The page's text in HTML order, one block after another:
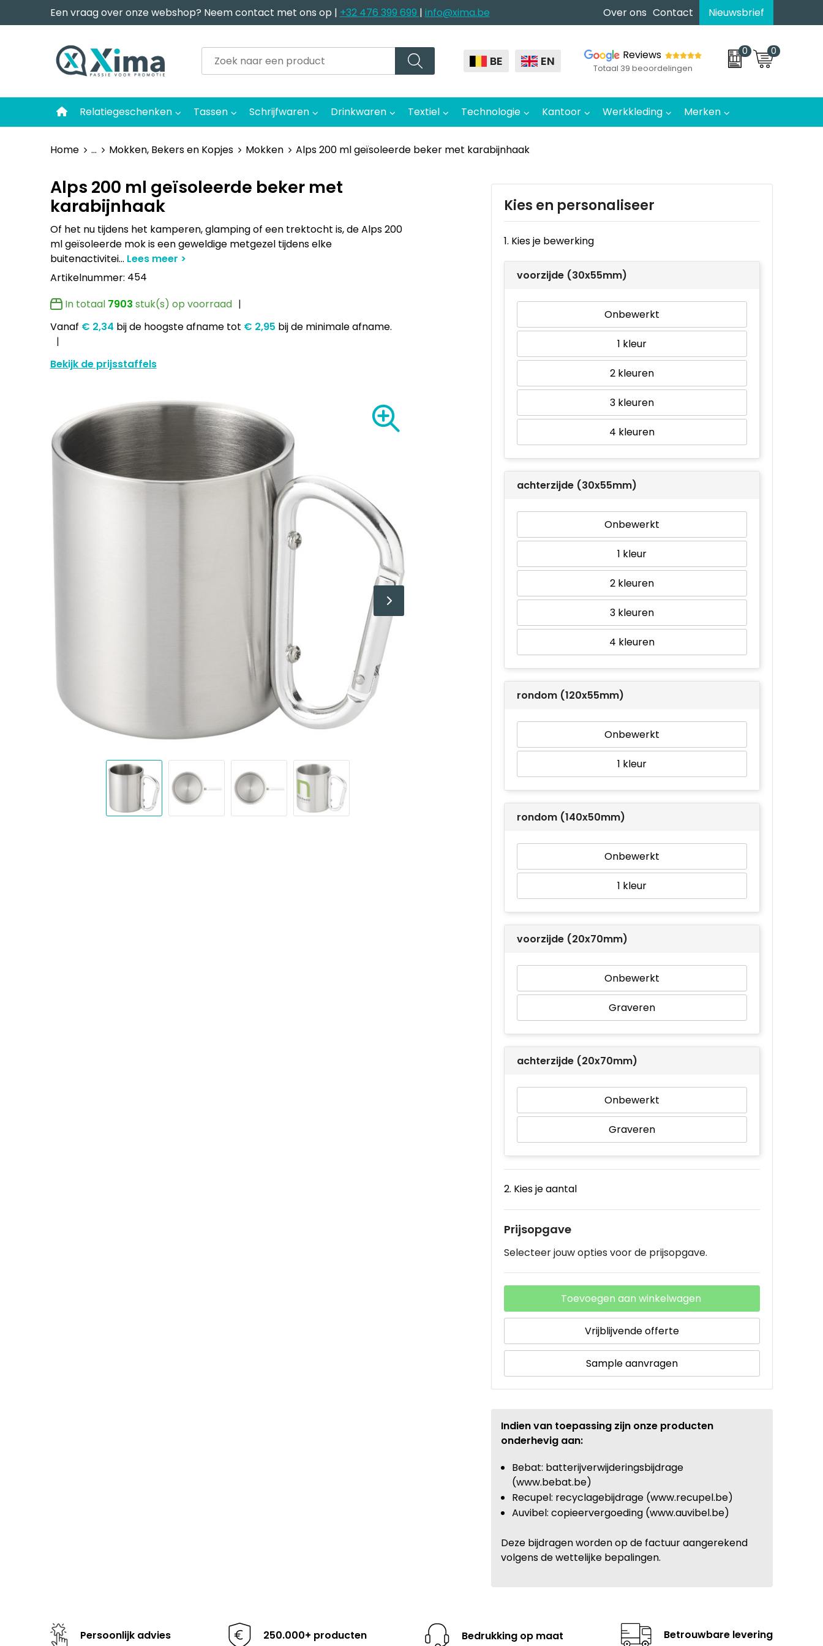
Een vraag over onze webshop? Neem contact met ons op | +32 476 399 699 | info@xima.be Over ons Contact Nieuwsbrief
BE EN Reviews
Totaal 39 beoordelingen
0 0
Relatiegeschenken Tassen Schrijfwaren Drinkwaren Textiel Technologie Kantoor Werkkleding Merken
Home ... Mokken, Bekers en Kopjes Mokken Alps 200 ml geïsoleerde beker met karabijnhaak
Alps 200 ml geïsoleerde beker met
karabijnhaak
Of het nu tijdens het kamperen, glamping of een trektocht is, de Alps 200
ml geïsoleerde mok is een geweldige metgezel tijdens elke
buitenactivitei...
Artikelnummer: 454
In totaal 7903 stuk(s) op voorraad
Vanaf € 2,34 bij de hoogste afnametot € 2,95 bij de minimale afname.
Bekijk de prijsstaffels
Kies en personaliseer
1. Kies je bewerking
voorzijde (30x55mm)
Onbewerkt
1
2
3
4
achterzijde (30x55mm)
Onbewerkt
1
2
3
4
rondom (120x55mm)
Onbewerkt
1
rondom (140x50mm)
Onbewerkt
1
voorzijde (20x70mm)
Onbewerkt
Graveren
achterzijde (20x70mm)
Onbewerkt
Graveren
2. Kies je aantal
Prijsopgave
Selecteer jouw opties voor de prijsopgave.
Toevoegen aan winkelwagen
Vrijblijvende offerte
Sample aanvragen
Indien van toepassing zijn onze producten
onderhevig aan:
Bebat: batterijverwijderingsbijdrage
(www.bebat.be)
Recupel: recyclagebijdrage (www.recupel.be)
Auvibel: copieervergoeding (www.auvibel.be)
Deze bijdragen worden op de factuur aangerekend
volgens de wettelijke bepalingen.
Persoonlijk advies 250.000+ producten Bedrukking op maat Betrouwbare levering